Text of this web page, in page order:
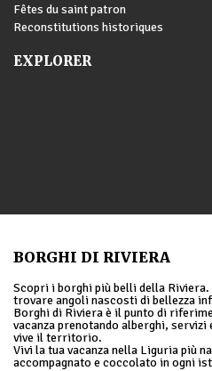
Fêtes du saint patron
Reconstitutions historiques
EXPLORER
BORGHI DI RIVIERA
Scopri i borghi più belli della
trovare angoli nascosti di bellezza
Borghi di Riviera è il punto di
vacanza prenotando alberghi, servizi
vive il territorio.
Vivi la tua vacanza nella Liguria più
accompagnato e coccolato in ogni